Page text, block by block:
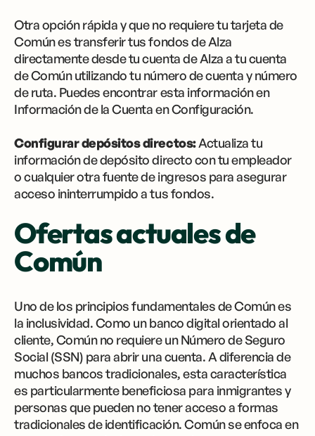
Otra opción rápida y que no requiere tu tarjeta de
Común es transferir tus fondos de Alza
directamente desde tu cuenta de Alza a tu cuenta
de Común utilizando tu número de cuenta y número
de ruta. Puedes encontrar esta información en
Información de la Cuenta en Configuración.
Configurar depósitos directos:Actualiza tu
información de depósito directo con tu empleador
o cualquier otra fuente de ingresos para asegurar
acceso ininterrumpido a tus fondos.
Ofertas actuales de
Común
Uno de los principios fundamentales de Común es
la inclusividad. Como un banco digital orientado al
cliente, Común no requiere un Número de Seguro
Social (SSN) para abrir una cuenta. A diferencia de
muchos bancos tradicionales, esta característica
es particularmente beneficiosa para inmigrantes y
personas que pueden no tener acceso a formas
tradicionales de identificación. Común se enfoca en